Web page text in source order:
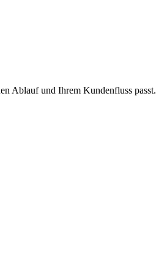
Ablauf und Ihrem Kundenfluss passt.